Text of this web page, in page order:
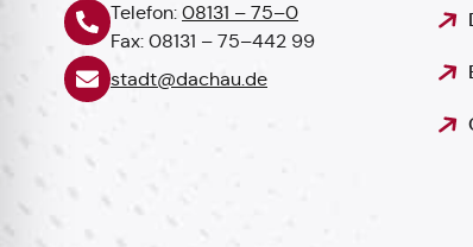
Telefon: 08131 – 75–0
Fax: 08131 – 75–442 99
stadt@dachau.de